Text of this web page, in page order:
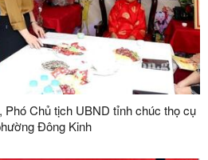
Chủ tịch UBND tỉnh chúc thọ cụ
Đông Kinh